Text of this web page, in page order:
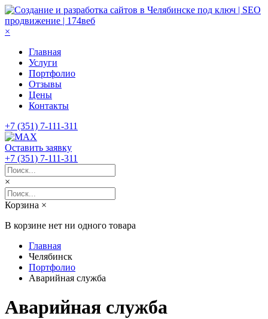
×
Главная
Услуги
Портфолио
Отзывы
Цены
Контакты
+7 (351) 7-111-311
Оставить заявку
+7 (351) 7-111-311
×
Корзина ×
В корзине нет ни одного товара
Главная
Челябинск
Портфолио
Аварийная служба
Аварийная служба